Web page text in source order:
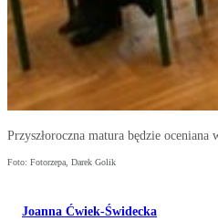
Przyszłoroczna matura będzie oceniana
Foto: Fotorzepa, Darek Golik
Joanna Ćwiek-Świdecka